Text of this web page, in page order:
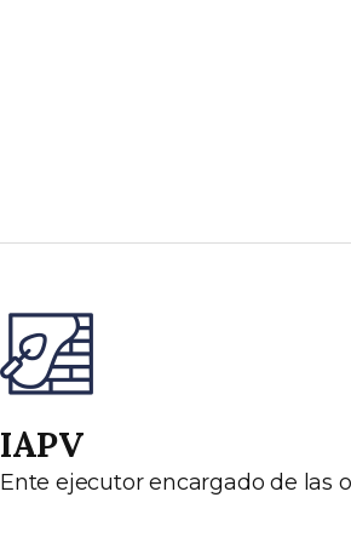
IAPV
Ente ejecutor encargado de las